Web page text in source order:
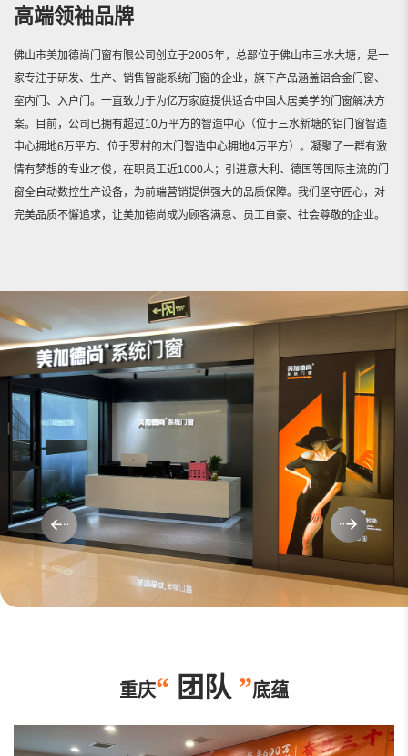
高端领袖品牌
佛山市美加德尚门窗有限公司创立于2005年，总部位于佛山市三水大塘，是一
家专注于研发、生产、销售智能系统门窗的企业，旗下产品涵盖铝合金门窗、
室内门、入户门。一直致力于为亿万家庭提供适合中国人居美学的门窗解决方
案。目前，公司已拥有超过10万平方的智造中心（位于三水新塘的铝门窗智造
中心拥地6万平方、位于罗村的木门智造中心拥地4万平方）。凝聚了一群有激
情有梦想的专业才俊，在职员工近1000人；引进意大利、德国等国际主流的门
窗全自动数控生产设备，为前端营销提供强大的品质保障。我们坚守匠心，对
完美品质不懈追求，让美加德尚成为顾客满意、员工自豪、社会尊敬的企业。
重庆“ 团队 ”底蕴